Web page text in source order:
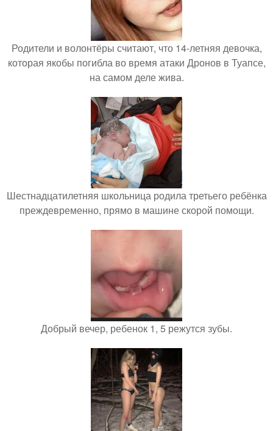
Родители и волонтёры считают, что 14-летняя девочка,
которая якобы погибла во время атаки Дронов в Туапсе,
на самом деле жива.
Шестнадцатилетняя школьница родила третьего ребёнка
преждевременно, прямо в машине скорой помощи.
Добрый вечер, ребенок 1, 5 режутся зубы.